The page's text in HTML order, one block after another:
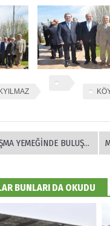
YEMEĞİNDE BULUŞTU
BUNLARI DA OKUDU